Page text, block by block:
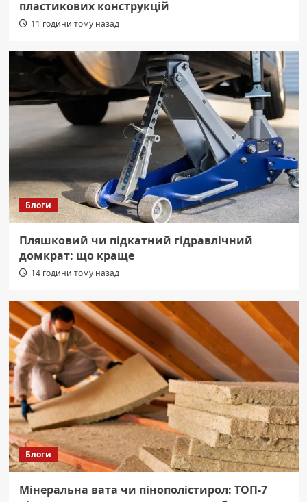
пластикових конструкцій
11 години тому назад
Блоги
Пляшковий чи підкатний гідравлічний
домкрат: що краще
14 години тому назад
Блоги
Мінеральна вата чи пінополістирол: ТОП-7